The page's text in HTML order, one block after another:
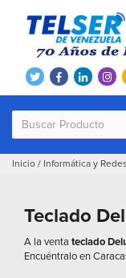
Inicio / Informática y Redes
Teclado
A la venta teclado
Encuéntralo en